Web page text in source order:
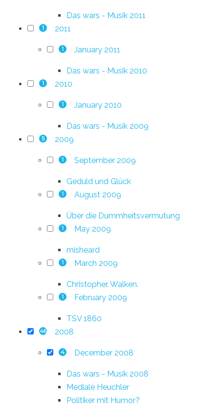
Das wars - Musik 2011
1 2011
1 January 2011
Das wars - Musik 2010
1 2010
1 January 2010
Das wars - Musik 2009
5 2009
1 September 2009
Geduld und Glück
1 August 2009
Über die Dummheitsvermutung
1 May 2009
misheard
1 March 2009
Christopher. Walken.
1 February 2009
TSV 1860
46 2008
4 December 2008
Das wars - Musik 2008
Mediale Heuchler
Politiker mit Humor?